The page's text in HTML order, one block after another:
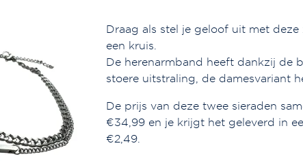
Draag als stel je geloof uit met
een kruis.
De herenarmband heeft dankzij de
stoere uitstraling, de damesvariant
De prijs van deze twee sieraden
€34,99 en je krijgt het geleverd in
€2,49.